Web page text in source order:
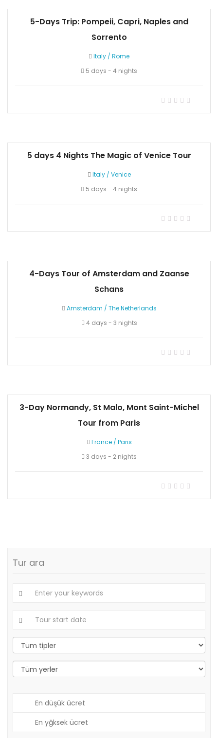
5-Days Trip: Pompeii, Capri, Naples and
Sorrento
Italy / Rome
5 days - 4 nights
5 days 4 Nights The Magic of Venice Tour
Italy/ Venice
5 days - 4 nights
4-Days Tour of Amsterdam and Zaanse
Schans
Amsterdam / The Netherlands
4 days - 3 nights
3-Day Normandy, St Malo, Mont Saint-Michel
Tour from Paris
France/ Paris
3 days - 2 nights
Tur ara